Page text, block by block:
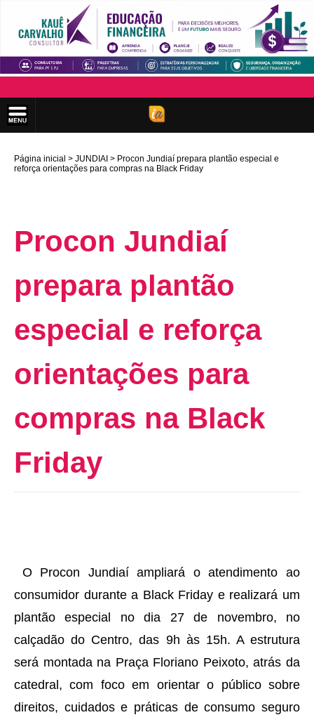
Página inicial JUNDIAI
Procon Jundiaí prepara plantão especial e
reforça orientações para compras na Black Friday
Procon Jundiaí
prepara plantão
especial e reforça
orientações para
compras na Black
Friday
O Procon Jundiaí ampliará o atendimento ao
consumidor durante a Black Friday e realizará um
plantão especial no dia 27 de novembro, no
calçadão do Centro, das 9h às 15h. A estrutura
será montada na Praça Floriano Peixoto, atrás da
catedral, com foco em orientar o público sobre
direitos, cuidados e práticas de consumo seguro